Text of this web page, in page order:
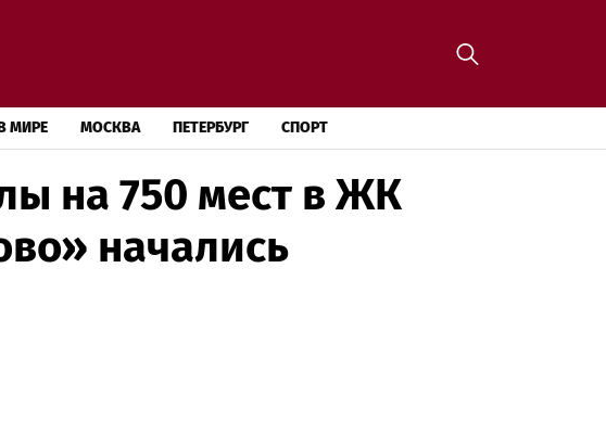
МИРЕ МОСКВА ПЕТЕРБУРГ СПОРТ
на 750 мест в ЖК
начались